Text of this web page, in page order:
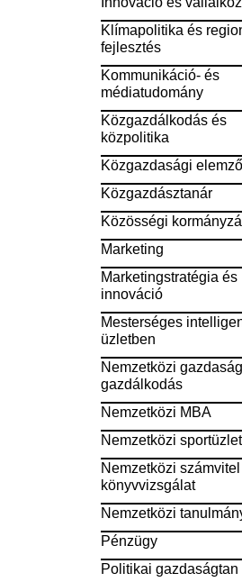
Klímapolitika és
fejlesztés
Kommunikáció- és
médiatudomány​
Közgazdálkodás és
közpolitika
Közgazdasági elemző
Közgazdásztanár
Közösségi
Marketing
Marketingstratégia és
innováció
Mesterséges
üzletben
Nemzetközi
gazdálkodás
Nemzetközi MBA
Nemzetközi sportüzlet
Nemzetközi
könyvvizsgálat
Nemzetközi
Pénzügy
Politikai gazdaságtan